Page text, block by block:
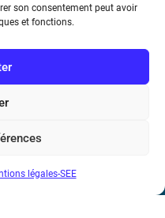
son consentement peut avoir
et fonctions.
légales-SEE
et des Technologies
Paris